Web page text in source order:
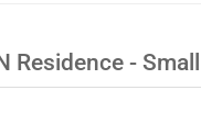
Residence -